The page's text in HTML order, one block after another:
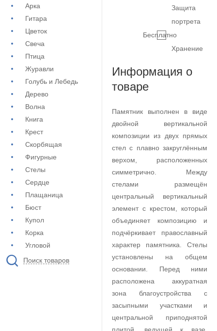
Арка
Гитара
Цветок
Свеча
Птица
Журавли
Голубь и Лебедь
Дерево
Волна
Книга
Крест
Скорбящая
Фигурные
Стелы
Сердце
Плащаница
Бюст
Купол
Корка
Угловой
Поиск товаров
Защита
портрета
Бесплатно
Хранение
Информация о
товаре
Памятник выполнен в виде
двойной вертикальной
композиции из двух прямых
стел с плавно закруглённым
верхом, расположенных
симметрично. Между
стелами размещён
центральный вертикальный
элемент с крестом, который
объединяет композицию и
подчёркивает православный
характер памятника. Стелы
установлены на общем
основании. Перед ними
расположена аккуратная
зона благоустройства с
засыпными участками и
центральной приподнятой